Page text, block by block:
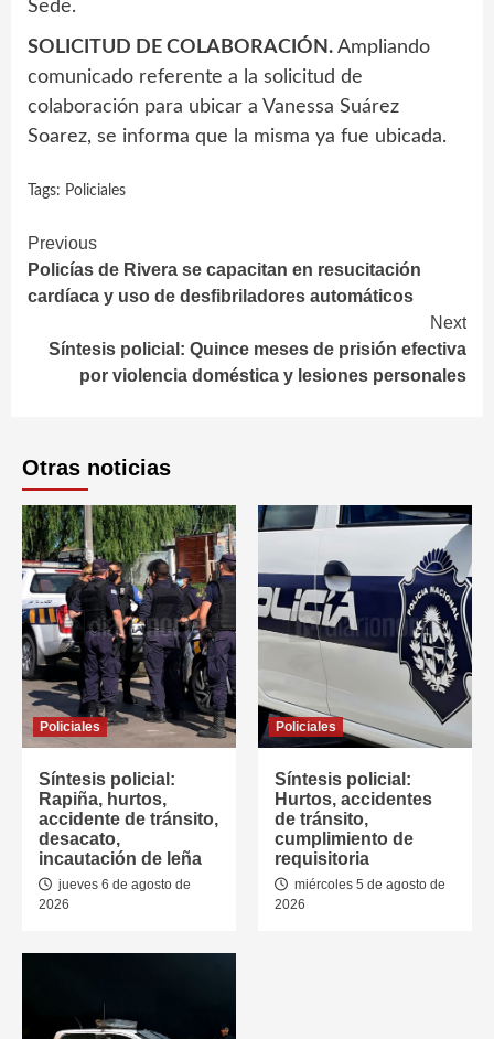
Sede.
SOLICITUD DE COLABORACIÓN. Ampliando
comunicado referente a la solicitud de
colaboración para ubicar a Vanessa Suárez
Soarez, se informa que la misma ya fue ubicada.
Tags: Policiales
Continue
Reading
Previous
Policías de Rivera se capacitan en resucitación
cardíaca y uso de desfibriladores automáticos
Next
Síntesis policial: Quince meses de prisión efectiva
por violencia doméstica y lesiones personales
Otras noticias
Policiales
Síntesis policial:
Rapiña, hurtos,
accidente de tránsito,
desacato,
incautación de leña
jueves 6 de agosto de
2026
Policiales
Síntesis policial:
Hurtos, accidentes
de tránsito,
cumplimiento de
requisitoria
miércoles 5 de agosto de
2026